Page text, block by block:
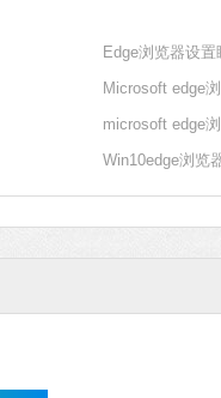
Edge浏览器设
Microsoft edge
microsoft edge
Win10edge浏览